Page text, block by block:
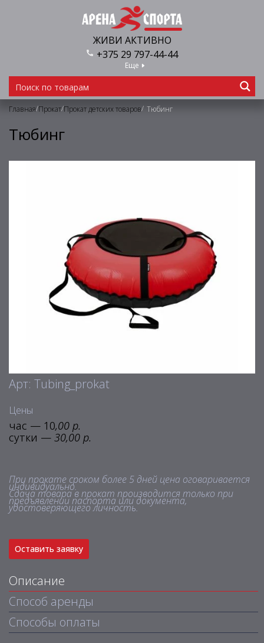
ЖИВИ АКТИВНО
+375 29 797-44-44
Еще
Главная/Прокат/Прокат детских товаров/ Тюбинг
Тюбинг
Арт: Tubing_prokat
Цены
час — 10,00 р.
сутки — 30,00 р.
При прокате сроком более 5 дней цена оговаривается
индивидуально.
Сдача товара в прокат производится только при
предъявлении паспорта или документа,
удостоверяющего личность.
Оставить заявку
Описание
Способ аренды
Способы оплаты